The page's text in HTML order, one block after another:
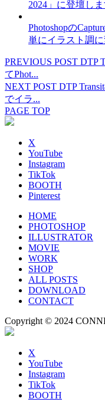
2024」に登壇しま
Photoshopの
単にイラスト調
PREVIOUS POST DTP
てPhot...
NEXT POST DTP
でイラ...
PAGE TOP
X
YouTube
Instagram
TikTok
BOOTH
Pinterest
HOME
PHOTOSHOP
ILLUSTRATOR
MOVIE
WORK
SHOP
ALL POSTS
DOWNLOAD
CONTACT
Copyright © 2024
X
YouTube
Instagram
TikTok
BOOTH